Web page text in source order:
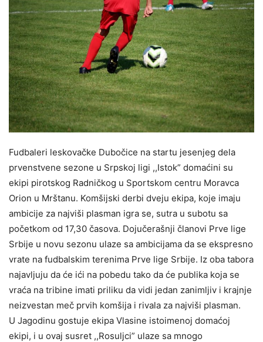
Fudbaleri leskovačke Dubočice na startu jesenjeg dela
prvenstvene sezone u Srpskoj ligi ,,Istok” domaćini su
ekipi pirotskog Radničkog u Sportskom centru Moravca
Orion u Mrštanu. Komšijski derbi dveju ekipa, koje imaju
ambicije za najviši plasman igra se, sutra u subotu sa
početkom od 17,30 časova. Dojučerašnji članovi Prve lige
Srbije u novu sezonu ulaze sa ambicijama da se ekspresno
vrate na fudbalskim terenima Prve lige Srbije. Iz oba tabora
najavljuju da će ići na pobedu tako da će publika koja se
vraća na tribine imati priliku da vidi jedan zanimljiv i krajnje
neizvestan meč prvih komšija i rivala za najviši plasman.
U Jagodinu gostuje ekipa Vlasine istoimenoj domaćoj
ekipi, i u ovaj susret ,,Rosuljci” ulaze sa mnogo